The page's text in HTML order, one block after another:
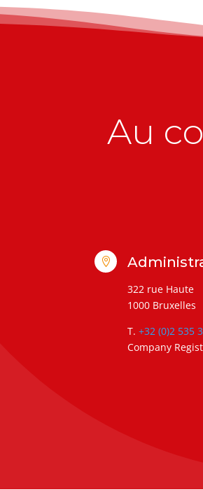
Au

322 rue Haute
1000 Bruxelles
T. +32 (0)2 535
Company